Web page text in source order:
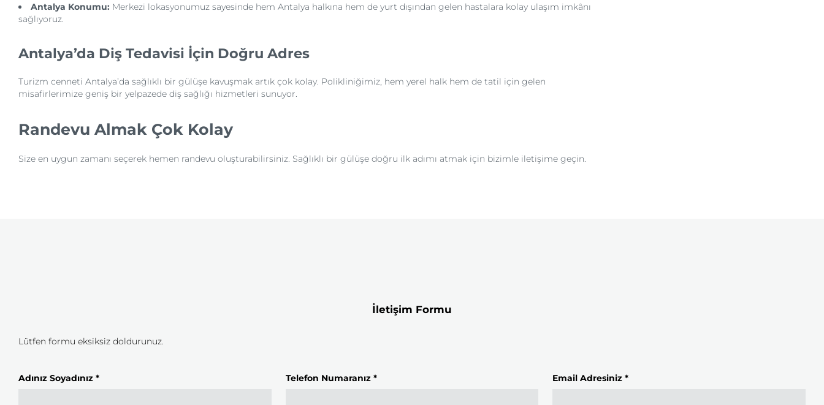
Antalya Konumu: Merkezi lokasyonumuz sayesinde hem Antalya halkına hem de yurt dışından gelen hastalara kolay ulaşım imkânı
sağlıyoruz.
Antalya’da Diş Tedavisi İçin Doğru Adres
Turizm cenneti Antalya’da sağlıklı bir gülüşe kavuşmak artık çok kolay. Polikliniğimiz, hem yerel halk hem de tatil için gelen
misafirlerimize geniş bir yelpazede diş sağlığı hizmetleri sunuyor.
Randevu Almak Çok Kolay
Size en uygun zamanı seçerek hemen randevu oluşturabilirsiniz. Sağlıklı bir gülüşe doğru ilk adımı atmak için bizimle iletişime geçin.
İletişim Formu
Lütfen formu eksiksiz doldurunuz.
Adınız Soyadınız * Telefon Numaranız * Email Adresiniz *